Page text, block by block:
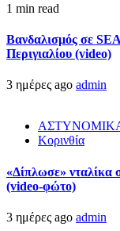
1 min read
Βανδαλισμός σε
Περιγιαλίου (video)
3 ημέρες ago admin
Κορινθία
«Δίπλωσε» νταλίκα
(video-φώτο)
3 ημέρες ago admin